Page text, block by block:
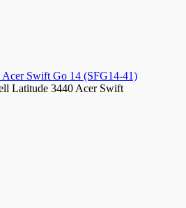
Swift Go 14 (SFG14-41)
Latitude 3440 Acer Swift